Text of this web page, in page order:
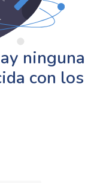
ninguna
con los